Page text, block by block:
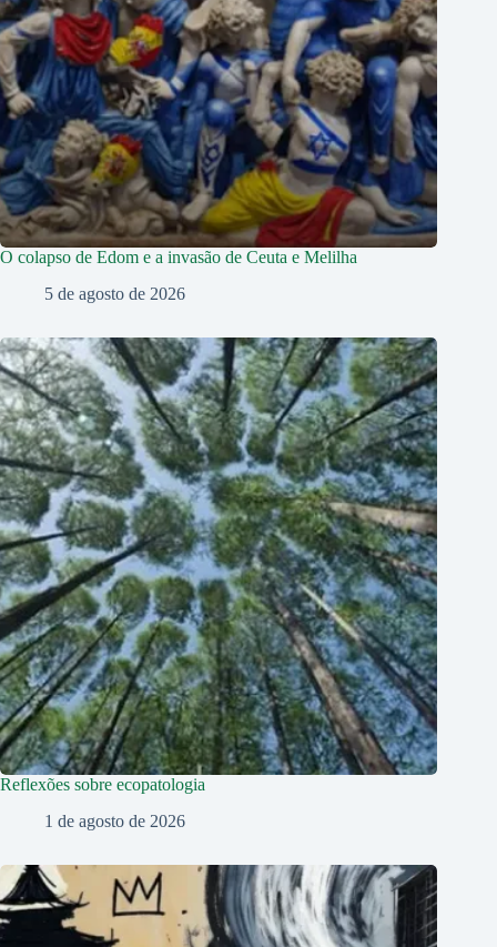
O colapso de Edom e a invasão de Ceuta e Melilha
5 de agosto de 2026
Reflexões sobre ecopatologia
1 de agosto de 2026